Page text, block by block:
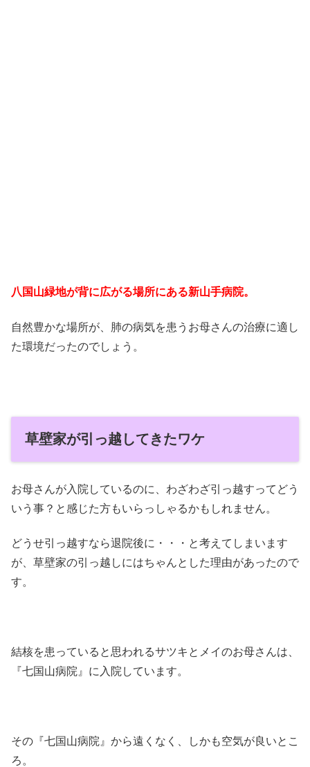
八国山緑地が背に広がる場所にある新山手病院。
自然豊かな場所が、肺の病気を患うお母さんの治療に適し
た環境だったのでしょう。
草壁家が引っ越してきたワケ
お母さんが入院しているのに、わざわざ引っ越すってどう
いう事？と感じた方もいらっしゃるかもしれません。
どうせ引っ越すなら退院後に・・・と考えてしまいます
が、草壁家の引っ越しにはちゃんとした理由があったので
す。
結核を患っていると思われるサツキとメイのお母さんは、
『七国山病院』に入院しています。
その『七国山病院』から遠くなく、しかも空気が良いとこ
ろ。